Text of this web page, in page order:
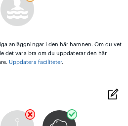
anläggningar i den här hamnen. Om du vet
det vara bra om du uppdaterar den här
Uppdatera faciliteter.